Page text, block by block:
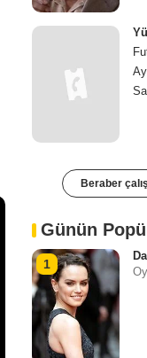
Beraber
Günün
1